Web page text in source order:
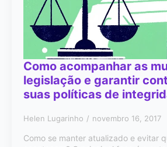
Como acompanhar as
legislação e garantir
suas políticas de
Helen Lugarinho novembro 16, 2017
Como se manter atualizado e evitar